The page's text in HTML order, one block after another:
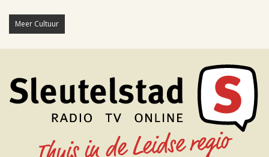
Meer Cultuur